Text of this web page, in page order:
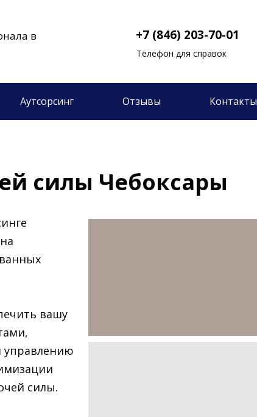
в
+7 (846) 203-70-01
Телефон для справок
Аутсорсинг Отзывы Контакты
вашу
управлению
силы.
силы Чебоксары